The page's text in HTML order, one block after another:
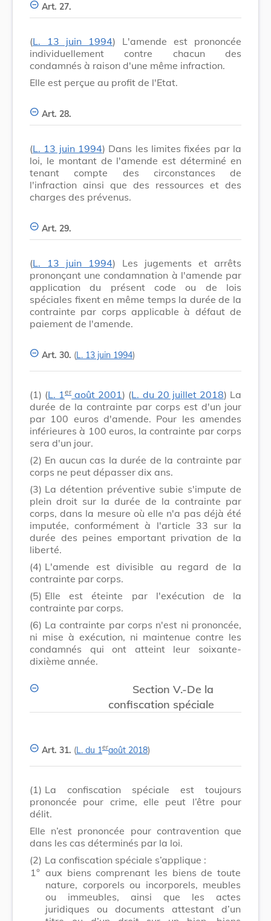
Art. 27.
(L. 13 juin 1994) L'amende est prononcée
individuellement contre chacun des
condamnés à raison d'une même infraction.
Elle est perçue au profit de l'Etat.
Art. 28.
(L. 13 juin 1994) Dans les limites fixées par la
loi, le montant de l'amende est déterminé en
tenant compte des circonstances de
l'infraction ainsi que des ressources et des
charges des prévenus.
Art. 29.
(L. 13 juin 1994) Les jugements et arrêts
prononçant une condamnation à l'amende par
application du présent code ou de lois
spéciales fixent en même temps la durée de la
contrainte par corps applicable à défaut de
paiement de l'amende.
Art. 30. (L. 13 juin 1994)
(1) (L. 1eraoût 2001) (L. du 20 juillet 2018) La
durée de la contrainte par corps est d'un jour
par 100 euros d'amende. Pour les amendes
inférieures à 100 euros, la contrainte par corps
sera d'un jour.
(2) En aucun cas la durée de la contrainte par
corps ne peut dépasser dix ans.
(3) La détention préventive subie s'impute de
plein droit sur la durée de la contrainte par
corps, dans la mesure où elle n'a pas déjà été
imputée, conformément à l'article 33 sur la
durée des peines emportant privation de la
liberté.
(4) L'amende est divisible au regard de la
contrainte par corps.
(5) Elle est éteinte par l'exécution de la
contrainte par corps.
(6) La contrainte par corps n'est ni prononcée,
ni mise à exécution, ni maintenue contre les
condamnés qui ont atteint leur soixante-
dixième année.
Section V.-De la
confiscation spéciale
Art. 31. (L. du 1eraoût 2018)
(1) La confiscation spéciale est toujours
prononcée pour crime, elle peut l’être pour
délit.
Elle n’est prononcée pour contravention que
dans les cas déterminés par la loi.
(2) La confiscation spéciale s’applique :
1° aux biens comprenant les biens de toute
nature, corporels ou incorporels, meubles
ou immeubles, ainsi que les actes
juridiques ou documents attestant d’un